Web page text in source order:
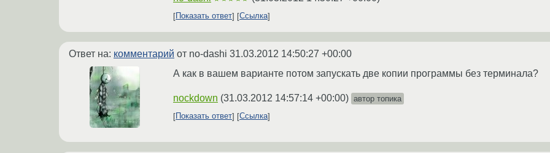
Показать ответ Ссылка
Ответ на: комментарий от no-dashi 31.03.2012 14:50:27 +00:00
А как в вашем варианте потом запускать две копии программы без терминала?
nockdown (31.03.2012 14:57:14 +00:00) автор топика
Показать ответ
Ссылка